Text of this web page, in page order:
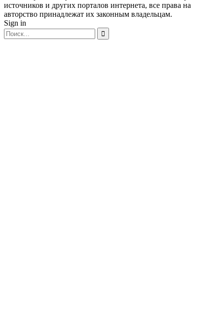
источников и других порталов интернета, все права на
авторство принадлежат их законным владельцам.
Sign in